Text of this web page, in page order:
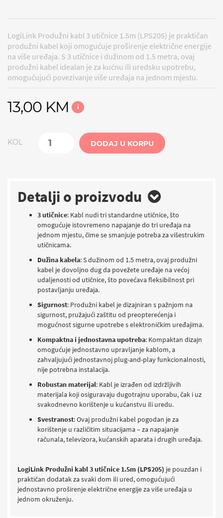
LogiLink Produžni kabl 3 utičnice 1.5m (LPS205) je praktičan
produžni kabel koji omogućuje proširenje električne energije
na više uređaja. S 3 utičnice i dužinom od 1.5 metra, ovaj
produžni kabel idealan je za kućnu ili uredsku upotrebu,
omogućujući povezivanje više uređaja na jednom mjestu.
13,00 KM i
KOL DODAJ U KORPU
Detalji o proizvodu
3 utičnice: Kabl nudi tri standardne utičnice, što
omogućuje istovremeno napajanje do tri uređaja na
jednom mjestu, čime se smanjuje potreba za višestrukim
utičnicama.
Dužina kabela: S dužinom od 1.5 metra, ovaj produžni
kabel je dovoljno dug da povežete uređaje na većoj
udaljenosti od utičnice, što povećava fleksibilnost pri
postavljanju uređaja.
Sigurnost: Produžni kabel je dizajniran s pažnjom na
sigurnost, pružajući zaštitu od preopterećenja i
mogućnost sigurne upotrebe s elektroničkim uređajima.
Kompaktna i jednostavna upotreba: Kompaktan dizajn
omogućuje jednostavno upravljanje kablom, a
zahvaljujući jednostavnoj plug-and-play funkcionalnosti,
nije potrebna instalacija.
Robustan materijal: Kabl je izrađen od izdržljivih
materijala koji osiguravaju dugotrajnu uporabu, čak i uz
svakodnevno korištenje u kućanstvu ili uredu.
Svestranost: Ovaj produžni kabel pogodan je za
korištenje u različitim situacijama – za napajanje
računala, televizora, kućanskih aparata i drugih uređaja.
LogiLink Produžni kabl 3 utičnice 1.5m (LPS205) je pouzdan i
praktičan dodatak za svaki dom ili ured, omogućujući
jednostavno proširenje električne energije za više uređaja u
jednom okruženju.